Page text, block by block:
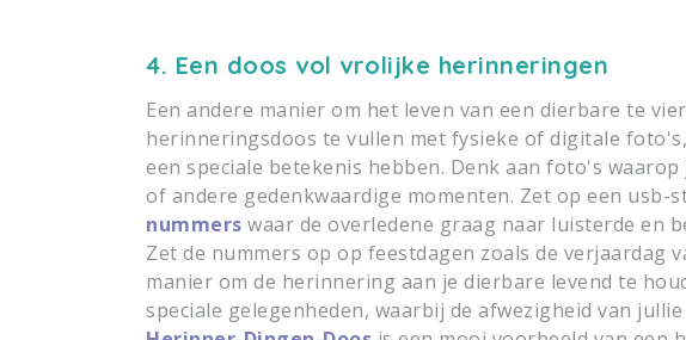
4. Een doos vol vrolijke herinneringen
Een andere manier om het leven van een dierbare te
herinneringsdoos te vullen met fysieke of digitale
een speciale betekenis hebben. Denk aan foto's
of andere gedenkwaardige momenten. Zet op een usb-
nummers waar de overledene graag naar luisterde en
Zet de nummers op op feestdagen zoals de verjaardag
manier om de herinnering aan je dierbare levend te
speciale gelegenheden, waarbij de afwezigheid van